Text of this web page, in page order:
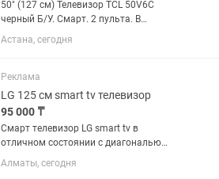
50" (127 см) Телевизор TCL 50V6C
черный Б/У. Смарт. 2 пульта. В
отличном состоянии
Астана, сегодня
Реклама
LG 125 см smart tv телевизор
95 000 ₸
Смарт телевизор LG smart tv в
отличном состоянии с диагональю
экрана 125 см (49 дюймов).
Встроенный цифровой тюнер с 25
Алматы, сегодня